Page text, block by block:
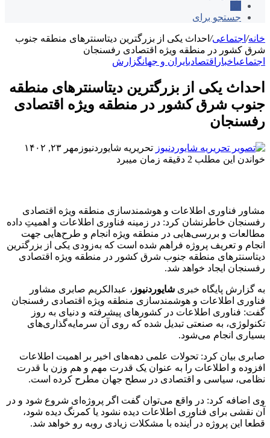
جستجو برای
خانه/ اجتماعی/ احداث یکی از بزرگترین دیتاسنترهای منطقه جنوب
شرق کشور در منطقه ویژه اقتصادی رفسنجان
اجتماعیاخبار اقتصادیایران و جهانگزارش
احداث یکی از بزرگترین دیتاسنترهای منطقه
جنوب شرق کشور در منطقه ویژه اقتصادی
رفسنجان
تحریریه شایوردنیوز مهر ۲۳, ۱۴۰۲
خواندن این مطلب 2 دقیقه زمان میبرد
مشاور فناوری اطلاعات و هوشمندسازی منطقه ویژه اقتصادی
رفسنجان خاطرنشان کرد: در زمینه فناوری اطلاعات و اهمیت‌ِ داده
مطالعات و بررسی‌هایی در منطقه ویژه انجام و طرح‌هایی جهت
انجام و تعریف پروژه فراهم شده است که به‌زودی یکی از بزرگترین
دیتاسنترهای منطقه جنوب شرق کشور در منطقه ویژه اقتصادی
رفسنجان ایجاد خواهد شد.
به گزارش پایگاه خبری شایوردنیوز ، عبدالکریم صابری مشاور
فناوری اطلاعات و هوشمندسازی منطقه ویژه اقتصادی رفسنجان
گفت: فناوری اطلاعات در کشورهای پیشرفته و دنیای به روز
تکنولوژی، به صنعتی تبدیل شده که روی آن سرمایه‌گذاری‌های
بسیاری انجام می‌شود.
صابری بیان کرد: تحولات علمی دهه‌های اخیر بر اهمیت اطلاعات
افزوده و اطلاعات را به عنوان یک قدرت مهم و هم وزن با قدرت
نظامی، سیاسی و اقتصادی در سطح جهان مطرح کرده است.
وی اضافه کرد: در واقع می‌توان گفت اگر پروژه‌ای شروع شود و در
آن نقشی برای فناوری اطلاعات دیده نشود یا کمرنگ دیده شود،
قطعا این پروژه در آینده با مشکلات زیادی روبه رو خواهد شد.